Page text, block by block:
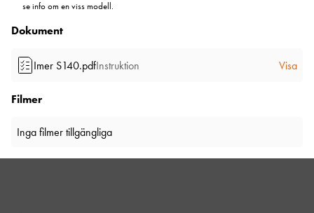
se info om en viss modell.
Dokument
Imer S140.pdfInstruktion Visa
Filmer
Inga filmer tillgängliga